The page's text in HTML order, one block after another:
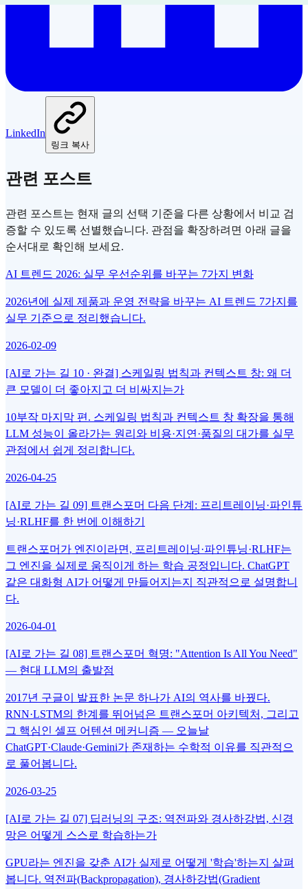
LinkedIn
링크 복사
관련 포스트
관련 포스트는 현재 글의 선택 기준을 다른 상황에서 비교 검
증할 수 있도록 선별했습니다. 관점을 확장하려면 아래 글을
순서대로 확인해 보세요.
AI 트렌드 2026: 실무 우선순위를 바꾸는 7가지 변화
2026년에 실제 제품과 운영 전략을 바꾸는 AI 트렌드 7가지를
실무 기준으로 정리했습니다.
2026-02-09
[AI로 가는 길 10 · 완결] 스케일링 법칙과 컨텍스트 창: 왜 더
큰 모델이 더 좋아지고 더 비싸지는가
10부작 마지막 편. 스케일링 법칙과 컨텍스트 창 확장을 통해
LLM 성능이 올라가는 원리와 비용·지연·품질의 대가를 실무
관점에서 쉽게 정리합니다.
2026-04-25
[AI로 가는 길 09] 트랜스포머 다음 단계: 프리트레이닝·파인튜
닝·RLHF를 한 번에 이해하기
트랜스포머가 엔진이라면, 프리트레이닝·파인튜닝·RLHF는
그 엔진을 실제로 움직이게 하는 학습 공정입니다. ChatGPT
같은 대화형 AI가 어떻게 만들어지는지 직관적으로 설명합니
다.
2026-04-01
[AI로 가는 길 08] 트랜스포머 혁명: "Attention Is All You Need"
— 현대 LLM의 출발점
2017년 구글이 발표한 논문 하나가 AI의 역사를 바꿨다.
RNN·LSTM의 한계를 뛰어넘은 트랜스포머 아키텍처, 그리고
그 핵심인 셀프 어텐션 메커니즘 — 오늘날
ChatGPT·Claude·Gemini가 존재하는 수학적 이유를 직관적으
로 풀어봅니다.
2026-03-25
[AI로 가는 길 07] 딥러닝의 구조: 역전파와 경사하강법, 신경
망은 어떻게 스스로 학습하는가
GPU라는 엔진을 갖춘 AI가 실제로 어떻게 '학습'하는지 살펴
봅니다. 역전파(Backpropagation), 경사하강법(Gradient